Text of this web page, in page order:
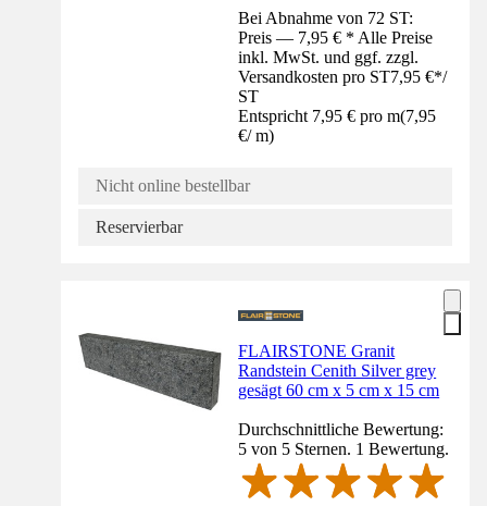
Bei Abnahme von 72 ST:
Preis — 7,95 € * Alle Preise
inkl. MwSt. und ggf. zzgl.
Versandkosten pro ST7,95 €*/
ST
Entspricht 7,95 € pro m(7,95
€/ m)
Nicht online bestellbar
Reservierbar
FLAIRSTONE Granit
Randstein Cenith Silver grey
gesägt 60 cm x 5 cm x 15 cm
Durchschnittliche Bewertung:
5 von 5 Sternen. 1 Bewertung.